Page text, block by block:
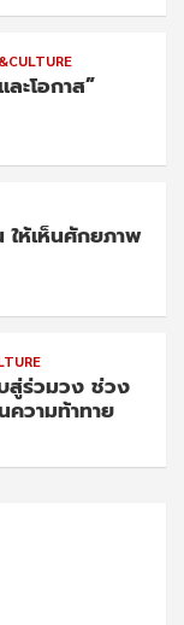
ะโอกาส”
ห้เห็นศักยภาพ
สู่ร่วมวง ช่วง
วามท้าทาย